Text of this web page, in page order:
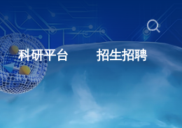
科研平台 招生招聘